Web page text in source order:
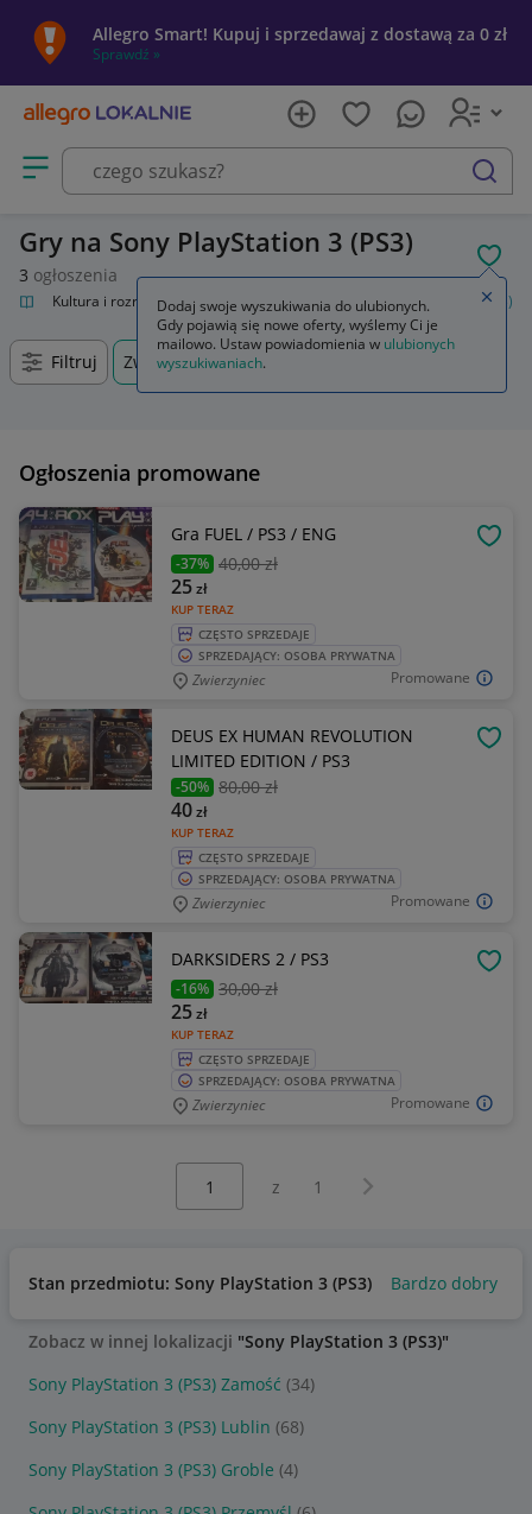
Allegro Smart! Kupuj i sprzedawaj z dostawą za 0 zł
Sprawdź »
Otwórz menu z kategoriami
szukaj
Gry na Sony PlayStation 3 (PS3)
3 ogłoszenia
Kultura i rozrywka Gry Gry na konsole Sony PlayStation 3 (PS3)
Filtruj Zwierzyniec, Lubelskie, +0 km
Ogłoszenia promowane
Promowane
Gra FUEL / PS3 / ENG
-37% 40,00 zł
KUP TERAZ
25zł
CZĘSTO SPRZEDAJE
SPRZEDAJĄCY: OSOBA PRYWATNA
Zwierzyniec
Promowane
DEUS EX HUMAN REVOLUTION
LIMITED EDITION / PS3
-50% 80,00 zł
KUP TERAZ
40zł
CZĘSTO SPRZEDAJE
SPRZEDAJĄCY: OSOBA PRYWATNA
Zwierzyniec
Promowane
DARKSIDERS 2 / PS3
-16% 30,00 zł
KUP TERAZ
25zł
CZĘSTO SPRZEDAJE
SPRZEDAJĄCY: OSOBA PRYWATNA
Zwierzyniec
z 1 Następna strona
Stan przedmiotu: Sony PlayStation 3 (PS3) Bardzo dobry
Zobacz w innej lokalizacji "Sony PlayStation 3 (PS3)"
Sony PlayStation 3 (PS3) Zamość (34)
Sony PlayStation 3 (PS3) Lublin (68)
Sony PlayStation 3 (PS3) Groble (4)
Dodaj swoje wyszukiwania do ulubionych.
Gdy pojawią się nowe oferty, wyślemy Ci je
mailowo. Ustaw powiadomienia w ulubionych
wyszukiwaniach.